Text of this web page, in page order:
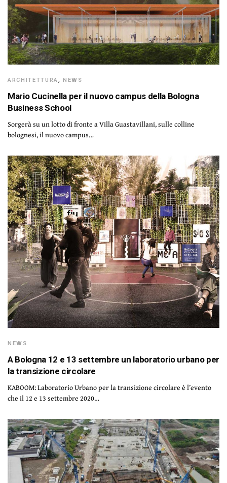
ARCHITETTURA, NEWS
Mario Cucinella per il nuovo campus della Bologna
Business School
Sorgerà su un lotto di fronte a Villa Guastavillani, sulle colline
bolognesi, il nuovo campus…
NEWS
A Bologna 12 e 13 settembre un laboratorio urbano per
la transizione circolare
KABOOM: Laboratorio Urbano per la transizione circolare è l’evento
che il 12 e 13 settembre 2020…